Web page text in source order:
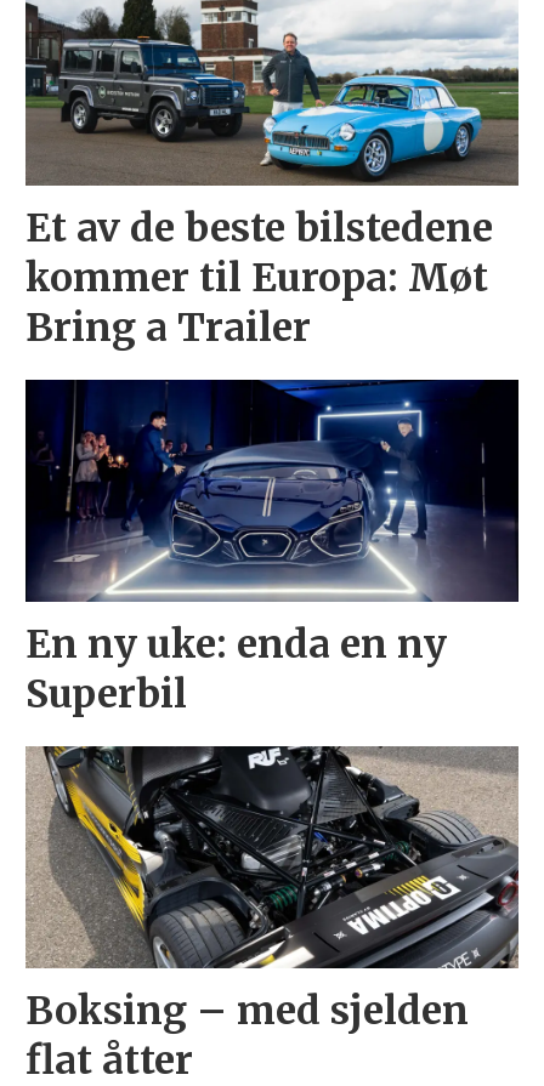
Et av de beste bilstedene
kommer til Europa: Møt
Bring a Trailer
En ny uke: enda en ny
Superbil
Boksing – med sjelden
flat åtter